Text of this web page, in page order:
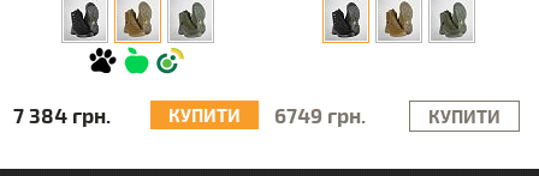
7 384 грн. КУПИТИ 6749 грн. КУПИТИ